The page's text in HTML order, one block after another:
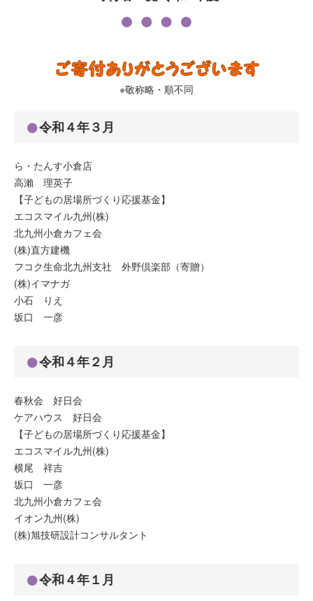
※敬称略・順不同
令和４年３月
ら・たんす小倉店
高瀨 理英子
【子どもの居場所づくり応援基金】
エコスマイル九州(株)
北九州小倉カフェ会
(株)直方建機
フコク生命北九州支社 外野倶楽部（寄贈）
(株)イマナガ
小石 りえ
坂口 一彦
令和４年２月
春秋会 好日会
ケアハウス 好日会
【子どもの居場所づくり応援基金】
エコスマイル九州(株)
横尾 祥吉
坂口 一彦
北九州小倉カフェ会
イオン九州(株)
(株)旭技研設計コンサルタント
令和４年１月